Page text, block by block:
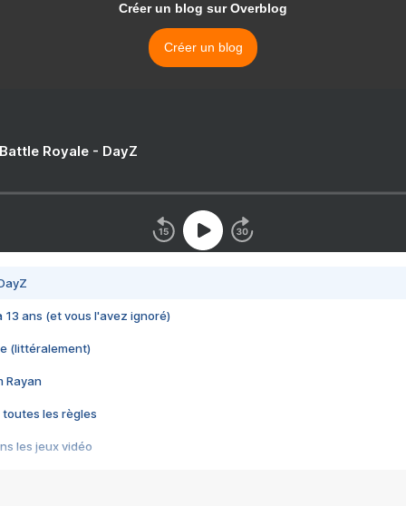
Créer un blog sur Overblog
Créer un blog
Royale - DayZ
13 ans (et vous l'avez ignoré)
(littéralement)
Rayan
toutes les règles
les jeux vidéo